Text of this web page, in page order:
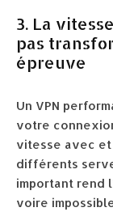
3. La
pas
épreuve
Un VPN
votre
vitesse avec et
différents
important rend
voire